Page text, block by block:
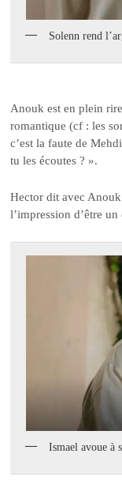
Solenn rend
Anouk est en plein
romantique (cf : les
c’est la faute de
tu les écoutes ? ».
Hector dit avec
l’impression d’être
Ismael avoue à